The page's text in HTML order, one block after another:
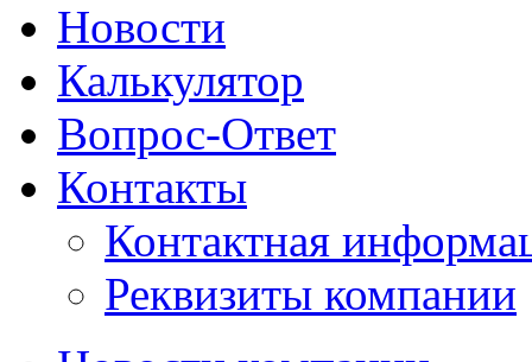
Новости
Калькулятор
Вопрос-Ответ
Контакты
Контактная
Реквизиты компании